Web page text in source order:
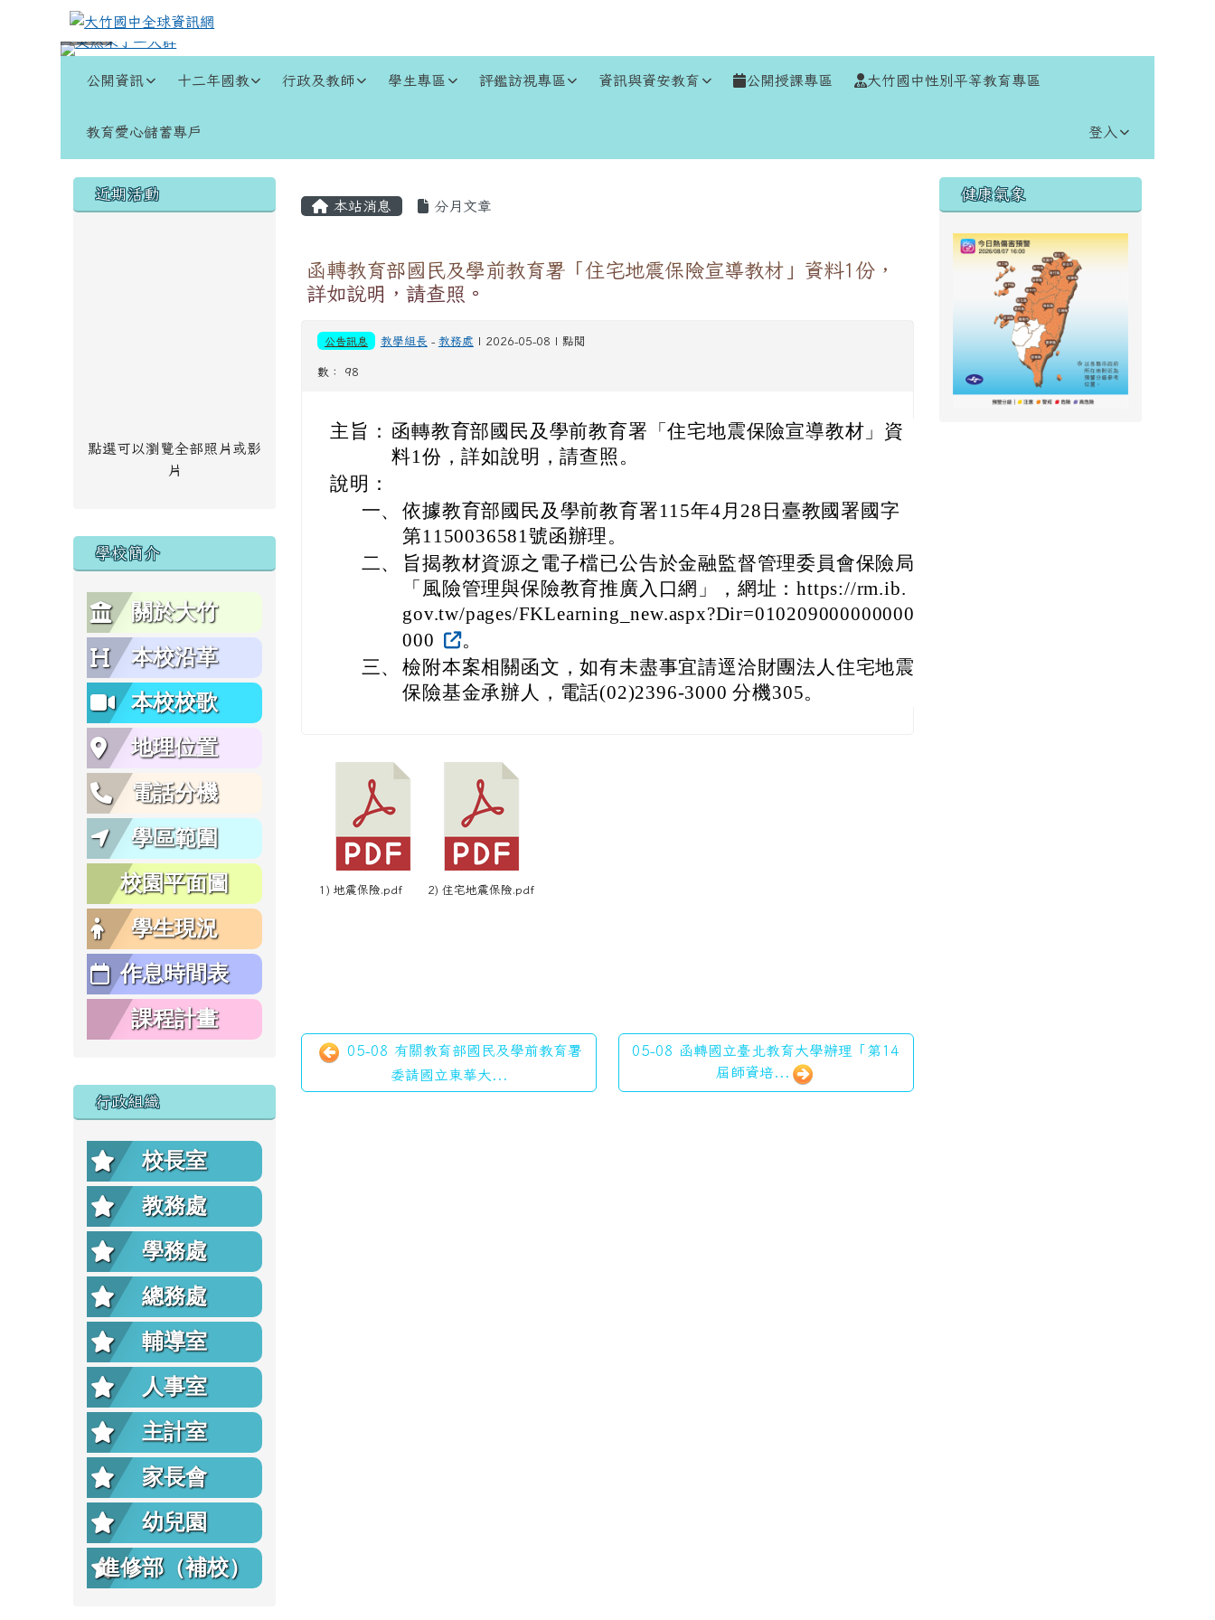
跳至主內容區
大竹國中全球資訊網
公開資訊 十二年國教 行政及教師 學生專區 評鑑訪視專區 資訊與資安教育 公開授課專區 大竹國中性別平等教育專區
教育愛心儲蓄專戶 登入
左邊區域內容
近期活動
點選可以瀏覽全部照片或影
片
學校簡介
關於大竹
本校沿革
本校校歌
地理位置
電話分機
學區範圍
校園平面圖
學生現況
作息時間表
課程計畫
行政組織
校長室
教務處
學務處
總務處
輔導室
人事室
主計室
家長會
幼兒園
進修部（補校）
主內容區域
本站消息 分月文章
函轉教育部國民及學前教育署「住宅地震保險宣導教材」資料1份，
詳如說明，請查照。
公告訊息 教學組長 - 教務處 | 2026-05-08 | 點閱
數： 98
主旨： 函轉教育部國民及學前教育署「住宅地震保險宣導教材」資
料1份，詳如說明，請查照。
說明：
一、 依據教育部國民及學前教育署115年4月28日臺教國署國字
第1150036581號函辦理。
二、
旨揭教材資源之電子檔已公告於金融監督管理委員會保險局
「風險管理與保險教育推廣入口網」，網址：https://rm.ib.
gov.tw/pages/FKLearning_new.aspx?Dir=010209000000000
000
。
三、 檢附本案相關函文，如有未盡事宜請逕洽財團法人住宅地震
保險基金承辦人，電話(02)2396-3000 分機305。
1) 地震保險.pdf 2) 住宅地震保險.pdf
05-08 有關教育部國民及學前教育署
委請國立東華大...
05-08 函轉國立臺北教育大學辦理「第14
屆師資培...
右邊區域內容
健康氣象
頁尾區域